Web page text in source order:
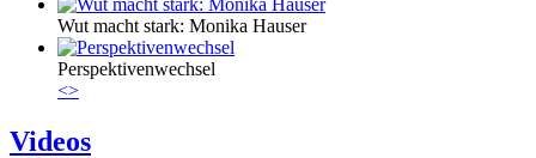
Wut macht stark: Monika Hauser
Perspektivenwechsel
<>
Videos